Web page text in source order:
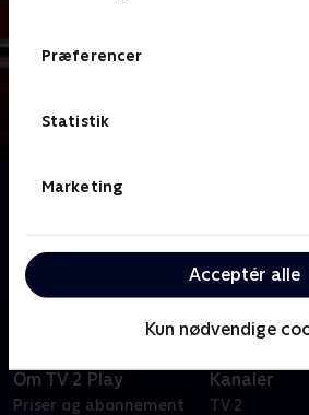
Præferencer
Statistik
Marketing
Acceptér alle
Kun nødvendige
Om News & Co.
for fordybelse og debat.
Om TV 2 Play
Priser og abonnement
Kanaler
TV 2